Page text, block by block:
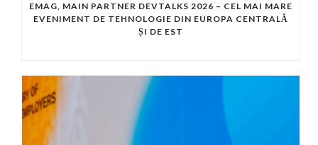
EMAG, MAIN PARTNER DEVTALKS 2026 – CEL MAI MARE
EVENIMENT DE TEHNOLOGIE DIN EUROPA CENTRALĂ
ȘI DE EST